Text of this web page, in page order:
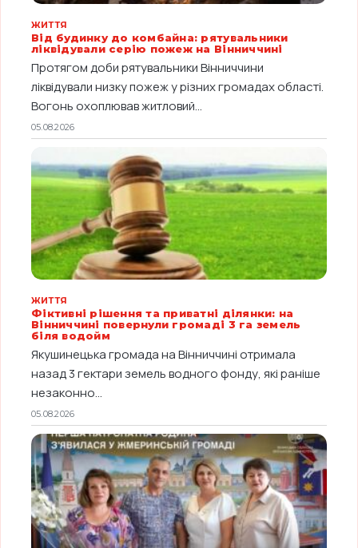
ЖИТТЯ
Від будинку до комбайна: рятувальники
ліквідували серію пожеж на Вінниччині
Протягом доби рятувальники Вінниччини
ліквідували низку пожеж у різних громадах області.
Вогонь охоплював житловий...
05.08.2026
ЖИТТЯ
Фіктивні рішення та приватні ділянки: на
Вінниччині повернули громаді 3 га земель
біля водойм
Якушинецька громада на Вінниччині отримала
назад 3 гектари земель водного фонду, які раніше
незаконно...
05.08.2026